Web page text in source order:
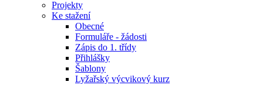
Projekty
Ke stažení
Obecné
Formuláře - žádosti
Zápis do 1. třídy
Přihlášky
Šablony
Lyžařský výcvikový kurz